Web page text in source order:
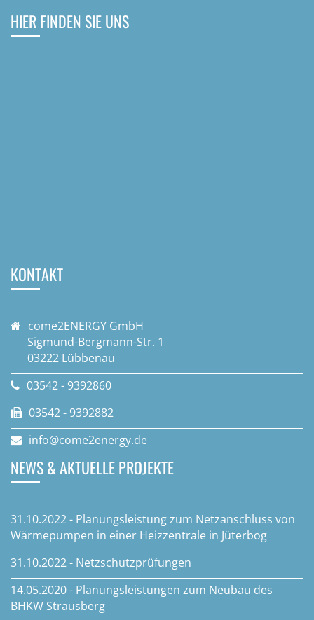
HIER FINDEN SIE UNS
KONTAKT
come2ENERGY GmbH
Sigmund-Bergmann-Str. 1
03222 Lübbenau
03542 - 9392860
03542 - 9392882
info@come2energy.de
NEWS & AKTUELLE PROJEKTE
31.10.2022 - Planungsleistung zum Netzanschluss von
Wärmepumpen in einer Heizzentrale in Jüterbog
31.10.2022 - Netzschutzprüfungen
14.05.2020 - Planungsleistungen zum Neubau des
BHKW Strausberg